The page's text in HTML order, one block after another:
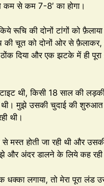
से कम 7-8′ का होगा।
रूचि की दोनों टांगों को
चूत को दोनों ओर से फ़ैलाकर,
दिया और एक झटके में ही
थी, किसी 18 साल की
मुझे उसकी चुदाई की शुरुआत
थी।
मस्त होती जा रही थी और
और अंदर डालने के लिये कह रही
धक्का लगाया, तो मेरा पूरा लंड